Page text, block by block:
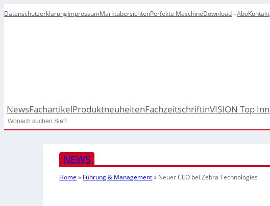
DatenschutzerklärungImpressumMarktübersichtenPerfekte MaschineDownload AboKontakt
NewsFachartikelProduktneuheitenFachzeitschriftinVISION Top
Search
NEWS
Home » Führung & Management» Neuer CEO bei Zebra Technologies